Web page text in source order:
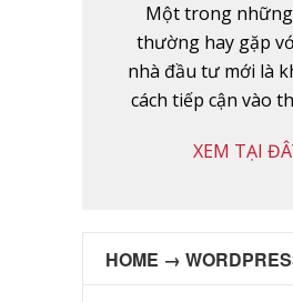
Một trong
thường hay gặp
nhà đầu tư mới là
cách tiếp cận vào
XEM TẠI
HOME →